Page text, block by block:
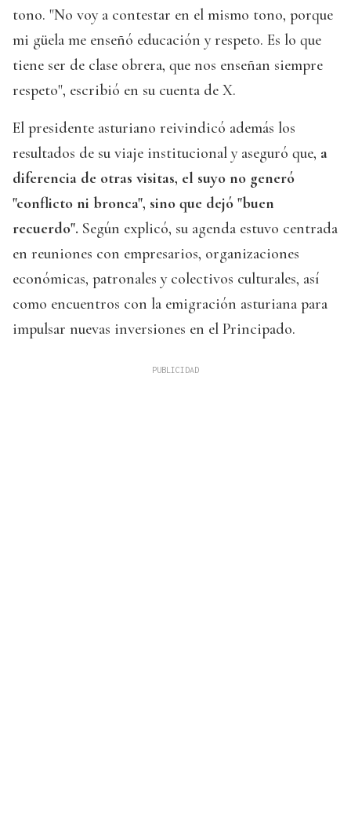
tono. "No voy a contestar en el mismo tono, porque
mi güela me enseñó educación y respeto. Es lo que
tiene ser de clase obrera, que nos enseñan siempre
respeto", escribió en su cuenta de X.
El presidente asturiano reivindicó además los
resultados de su viaje institucional y aseguró que, a
diferencia de otras visitas, el suyo no generó
"conflicto ni bronca", sino que dejó "buen
recuerdo". Según explicó, su agenda estuvo centrada
en reuniones con empresarios, organizaciones
económicas, patronales y colectivos culturales, así
como encuentros con la emigración asturiana para
impulsar nuevas inversiones en el Principado.